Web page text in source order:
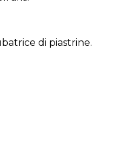
di piastrine.